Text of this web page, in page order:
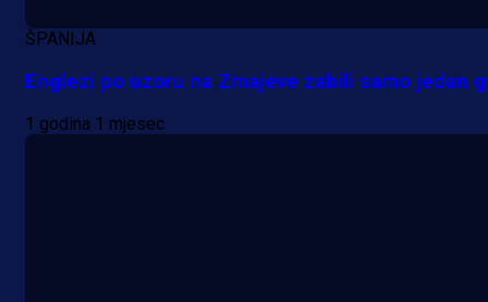
ŠPANIJA
Englezi po uzoru na Zmajeve zabili samo jedan
1 godina 1 mjesec